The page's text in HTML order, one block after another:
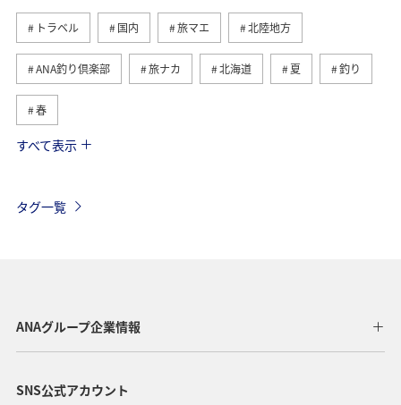
トラベル 国内 旅マエ 北陸地方
ANA釣り倶楽部 旅ナカ 北海道 夏 釣り
春
自然・植物
すべて表示
タグ一覧
ANAグループ企業情報
SNS公式アカウント